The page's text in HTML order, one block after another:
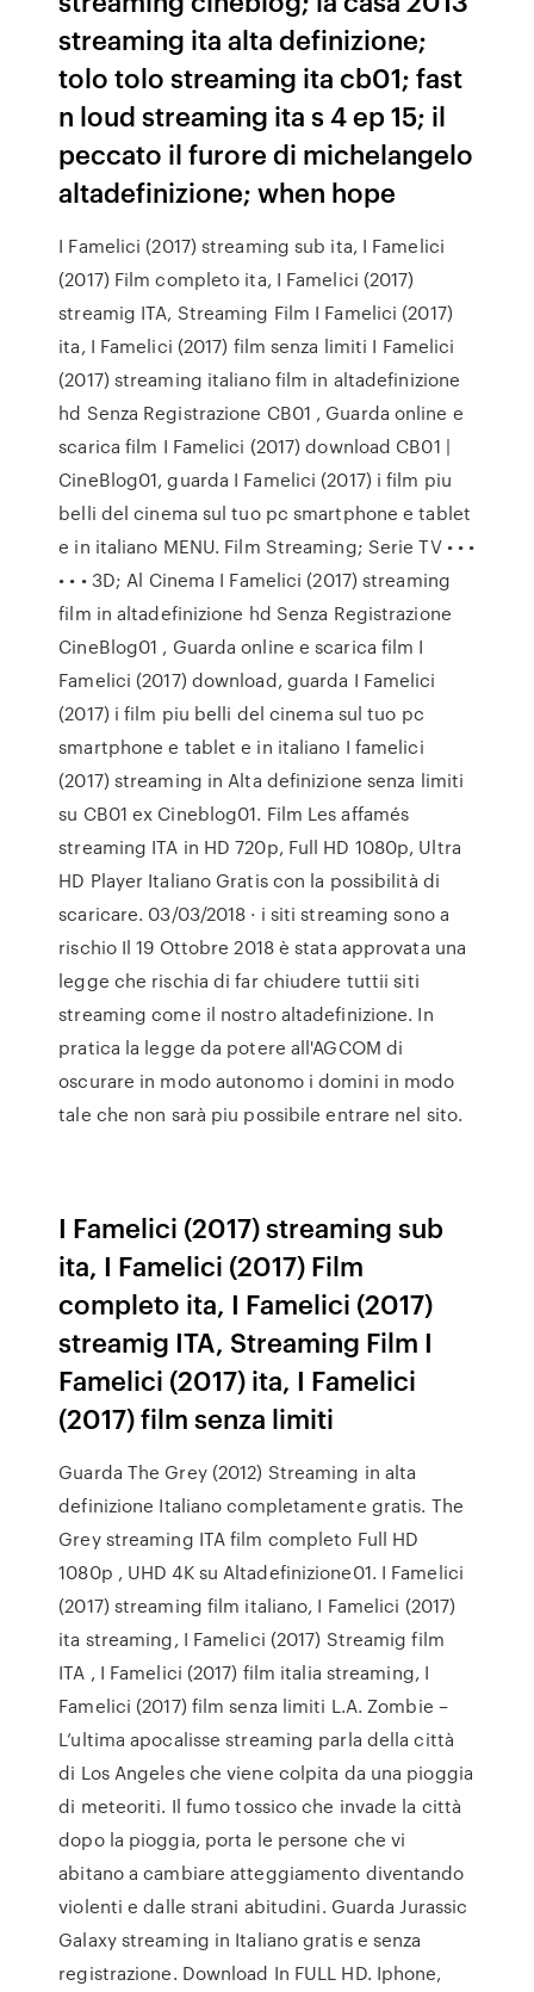
streaming ita alta definizione;
tolo tolo streaming ita cb01; fast
n loud streaming ita s 4 ep 15; il
peccato il furore di michelangelo
altadefinizione; when hope
I Famelici (2017) streaming sub ita, I Famelici
(2017) Film completo ita, I Famelici (2017)
streamig ITA, Streaming Film I Famelici (2017)
ita, I Famelici (2017) film senza limiti I Famelici
(2017) streaming italiano film in altadefinizione
hd Senza Registrazione CB01 , Guarda online e
scarica film I Famelici (2017) download CB01 |
CineBlog01, guarda I Famelici (2017) i film piu
belli del cinema sul tuo pc smartphone e tablet
e in italiano MENU. Film Streaming; Serie TV • • •
• • • 3D; Al Cinema I Famelici (2017) streaming
film in altadefinizione hd Senza Registrazione
CineBlog01 , Guarda online e scarica film I
Famelici (2017) download, guarda I Famelici
(2017) i film piu belli del cinema sul tuo pc
smartphone e tablet e in italiano I famelici
(2017) streaming in Alta definizione senza limiti
su CB01 ex Cineblog01. Film Les affamés
streaming ITA in HD 720p, Full HD 1080p, Ultra
HD Player Italiano Gratis con la possibilità di
scaricare. 03/03/2018 · i siti streaming sono a
rischio Il 19 Ottobre 2018 è stata approvata una
legge che rischia di far chiudere tuttii siti
streaming come il nostro altadefinizione. In
pratica la legge da potere all'AGCOM di
oscurare in modo autonomo i domini in modo
tale che non sarà piu possibile entrare nel sito.
I Famelici (2017) streaming sub
ita, I Famelici (2017) Film
completo ita, I Famelici (2017)
streamig ITA, Streaming Film I
Famelici (2017) ita, I Famelici
(2017) film senza limiti
Guarda The Grey (2012) Streaming in alta
definizione Italiano completamente gratis. The
Grey streaming ITA film completo Full HD
1080p , UHD 4K su Altadefinizione01. I Famelici
(2017) streaming film italiano, I Famelici (2017)
ita streaming, I Famelici (2017) Streamig film
ITA , I Famelici (2017) film italia streaming, I
Famelici (2017) film senza limiti L.A. Zombie –
L’ultima apocalisse streaming parla della città
di Los Angeles che viene colpita da una pioggia
di meteoriti. Il fumo tossico che invade la città
dopo la pioggia, porta le persone che vi
abitano a cambiare atteggiamento diventando
violenti e dalle strani abitudini. Guarda Jurassic
Galaxy streaming in Italiano gratis e senza
registrazione. Download In FULL HD. Iphone,